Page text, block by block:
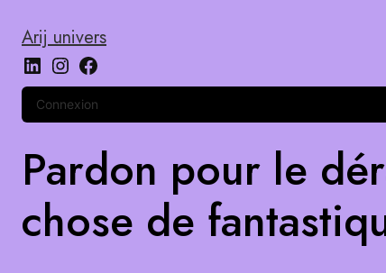
Arij univers
Connexion
Pardon pour le
chose de